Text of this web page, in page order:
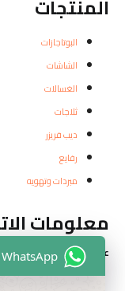
المنتجات
البوتاجازات
الشاشات
الغسالات
ثلاجات
ديب فريزر
رفايع
مبردات وتهويه
معلومات
عناوين الفروع
المقطم الهضبه